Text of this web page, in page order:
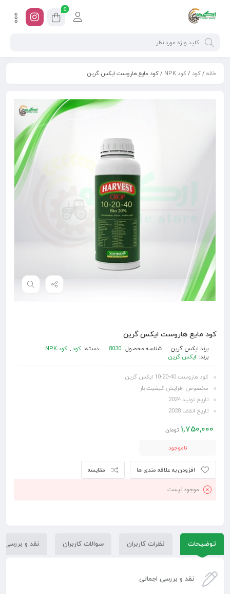
0
خانه /کود /کود NPK / کود مایع هاروست ایکس گرین
کود مایع هاروست ایکس گرین
برند ایکس گرین شناسه محصول: 8030 دسته: کود, کود NPK
برند: ایکس گرین
کود هاروست 40-20-10 ایکس گرین
مخصوص افزایش کیفیت بار
تاریخ تولید 2024
تاریخ انقضا 2028
1,750,000 تومان
ناموجود
مقایسه افزودن به علاقه مندی ها
موجود نیست
توضیحات نظرات کاربران سوالات کاربران نقد و بررسی
نقد و بررسی اجمالی